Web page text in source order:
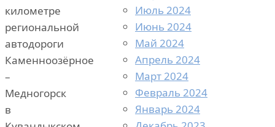
километре
региональной
автодороги
Каменноозёрное
–
Медногорск
в
Июль 2024
Июнь 2024
Май 2024
Апрель 2024
Март 2024
Февраль 2024
Январь 2024